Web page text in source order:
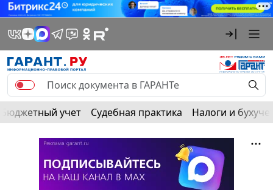
Бюджетный учет Судебная практика Налоги и